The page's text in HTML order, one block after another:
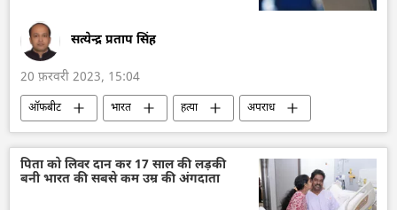
सत्येन्द्र प्रताप सिंह
20 फ़रवरी 2023, 15:04
ऑफबीट भारत हत्या
अपराध
घृणा अपराध
अपराध मालिक
पुलिस जांच
South Asia
पिता को लिवर दान कर 17 साल की लड़की
बनी भारत की सबसे कम उम्र की अंगदाता